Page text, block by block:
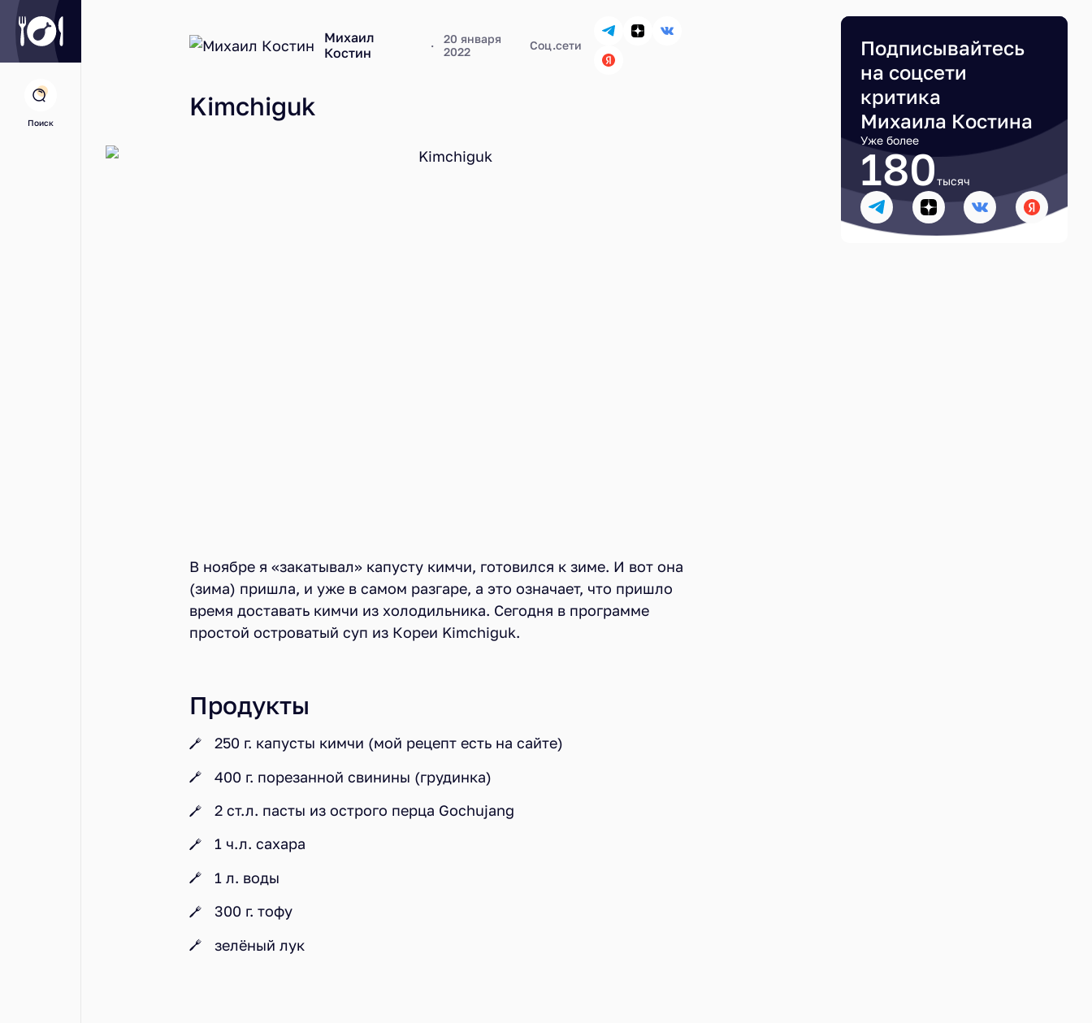
Поиск
Михаил
Костин
20 января
2022
Соц.сети
Kimchiguk
В ноябре я «закатывал» капусту кимчи, готовился к зиме. И вот она
(зима) пришла, и уже в самом разгаре, а это означает, что пришло
время доставать кимчи из холодильника. Сегодня в программе
простой островатый суп из Кореи Kimchiguk.
Продукты
250 г. капусты кимчи (мой рецепт есть на сайте)
400 г. порезанной свинины (грудинка)
2 ст.л. пасты из острого перца Gochujang
1 ч.л. сахара
1 л. воды
300 г. тофу
зелёный лук
Подписывайтесь
на соцсети
критика
Михаила Костина
Уже более
180тысяч